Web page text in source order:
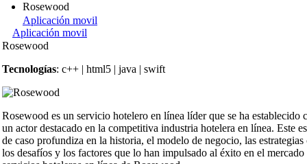
Rosewood
Aplicación movil
Aplicación movil
Rosewood
Tecnologías: c++ | html5 | java | swift
Rosewood es un servicio hotelero en línea líder que se ha establecido
un actor destacado en la competitiva industria hotelera en línea. Este
de caso profundiza en la historia, el modelo de negocio, las estrategias
los desafíos y los factores que lo han impulsado al éxito en el mercado